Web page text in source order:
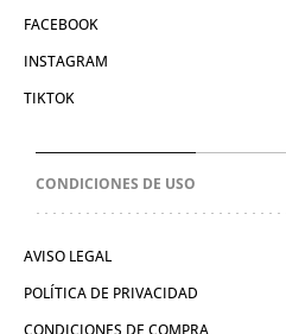
FACEBOOK
INSTAGRAM
TIKTOK
CONDICIONES DE USO
AVISO LEGAL
POLÍTICA DE PRIVACIDAD